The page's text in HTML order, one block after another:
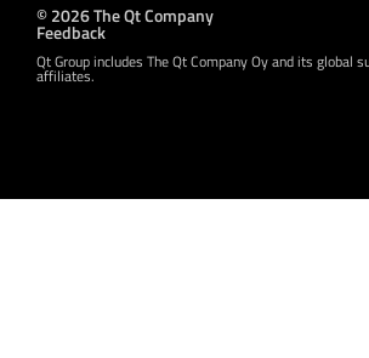
© 2026 The Qt Company
Feedback
Qt Group includes The Qt Company Oy and its global
affiliates.